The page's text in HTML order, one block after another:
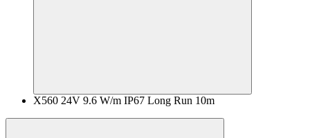
X560 24V 9.6 W/m IP67 Long Run 10m